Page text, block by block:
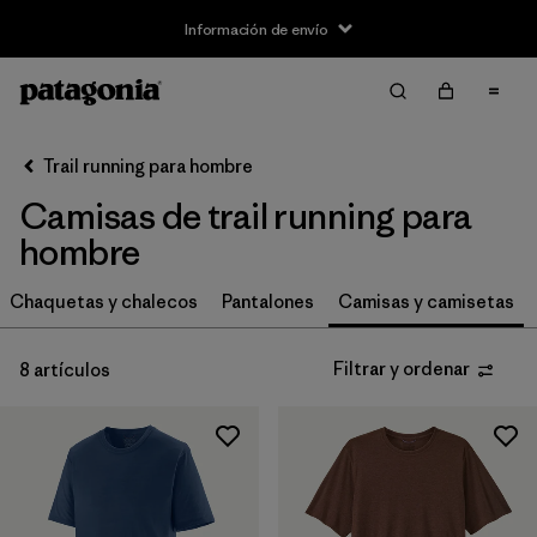
Información de envío
Filtrar y ordenar
Filtrar por
Size
(6)
(6)
XXL
Trail running para hombre
Camisas de trail running para
hombre
Chaquetas y chalecos Pantalones Camisas y camisetas
8 artículos Filtrar y ordenar